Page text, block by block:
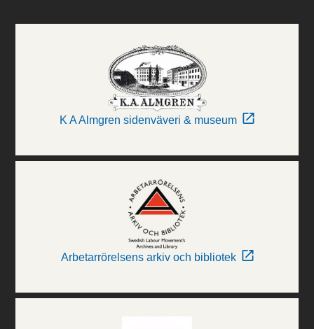
K A Almgren sidenväveri & museum
Arbetarrörelsens arkiv och bibliotek